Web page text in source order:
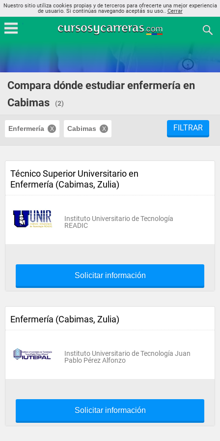
Nuestro sitio utiliza cookies propias y de terceros para ofrecerte una mejor experiencia
de usuario. Si continúas navegando aceptás su uso.. Cerrar
Compara dónde estudiar enfermería en
Cabimas
(2)
Enfermería Cabimas FILTRAR
Técnico Superior Universitario en
Enfermería (Cabimas, Zulia)
Instituto Universitario de Tecnología
READIC
Solicitar información
Enfermería (Cabimas, Zulia)
Instituto Universitario de Tecnología Juan
Pablo Pérez Alfonzo
Solicitar información